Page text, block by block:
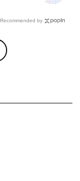
Recommended by